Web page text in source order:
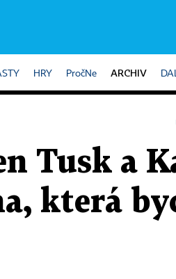
HRY PročNe ARCHIV
Tusk a
která